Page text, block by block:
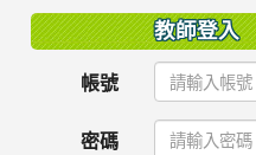
教師登入
帳號
密碼